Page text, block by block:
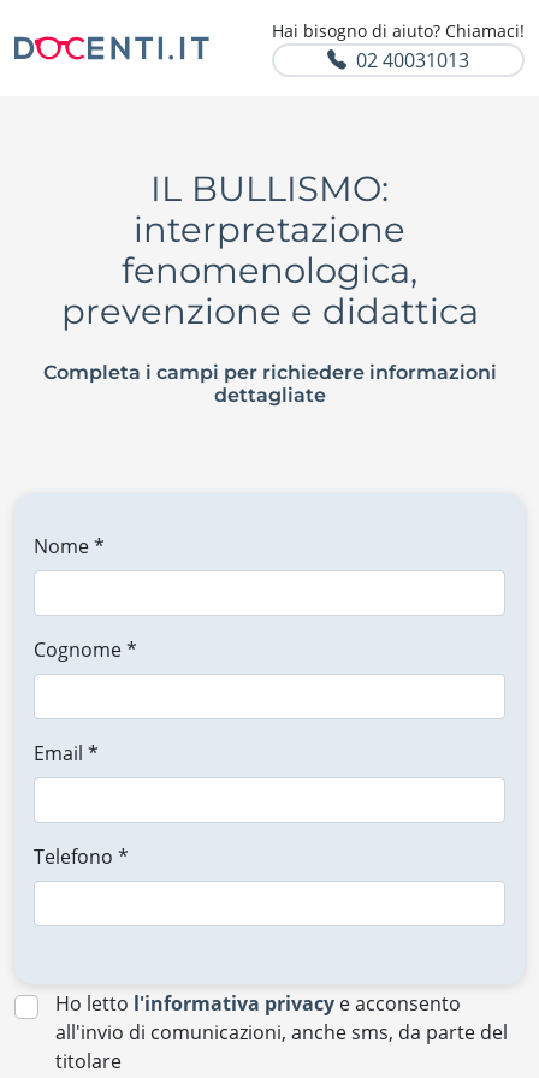
Hai bisogno di aiuto? Chiamaci!
02 40031013
IL BULLISMO:
interpretazione
fenomenologica,
prevenzione e didattica
Completa i campi per richiedere informazioni
dettagliate
Nome *
Cognome *
Email *
Telefono *
Ho letto l'informativa privacy e acconsento
all'invio di comunicazioni, anche sms, da parte del
titolare